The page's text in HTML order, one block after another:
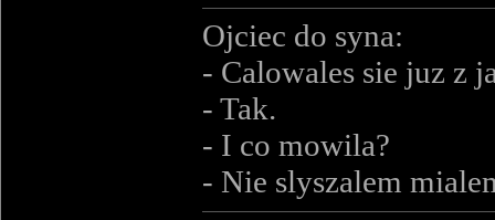
Ojciec do syna:
- Calowales sie juz z
- Tak.
- I co mowila?
- Nie slyszalem